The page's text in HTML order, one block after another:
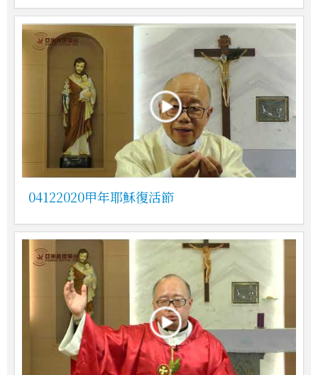
04122020甲年耶穌復活節